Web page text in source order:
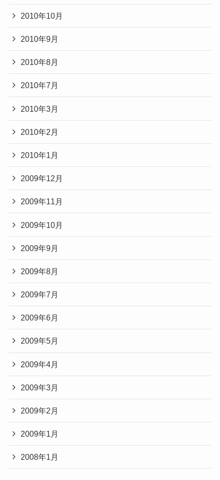
2010年10月
2010年9月
2010年8月
2010年7月
2010年3月
2010年2月
2010年1月
2009年12月
2009年11月
2009年10月
2009年9月
2009年8月
2009年7月
2009年6月
2009年5月
2009年4月
2009年3月
2009年2月
2009年1月
2008年1月